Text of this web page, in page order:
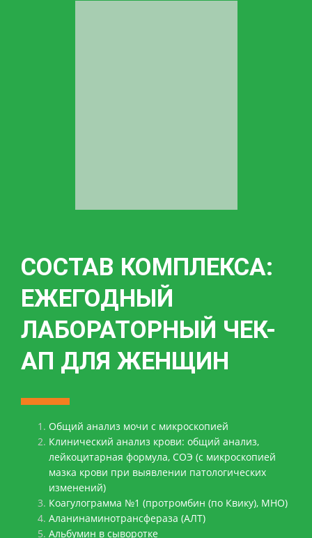
СОСТАВ КОМПЛЕКСА:
ЕЖЕГОДНЫЙ
ЛАБОРАТОРНЫЙ ЧЕК-
АП ДЛЯ ЖЕНЩИН
Общий анализ мочи с микроскопией
Клинический анализ крови: общий анализ,
лейкоцитарная формула, СОЭ (с микроскопией
мазка крови при выявлении патологических
изменений)
Коагулограмма №1 (протромбин (по Квику), МНО)
Аланинаминотрансфераза (АЛТ)
Альбумин в сыворотке